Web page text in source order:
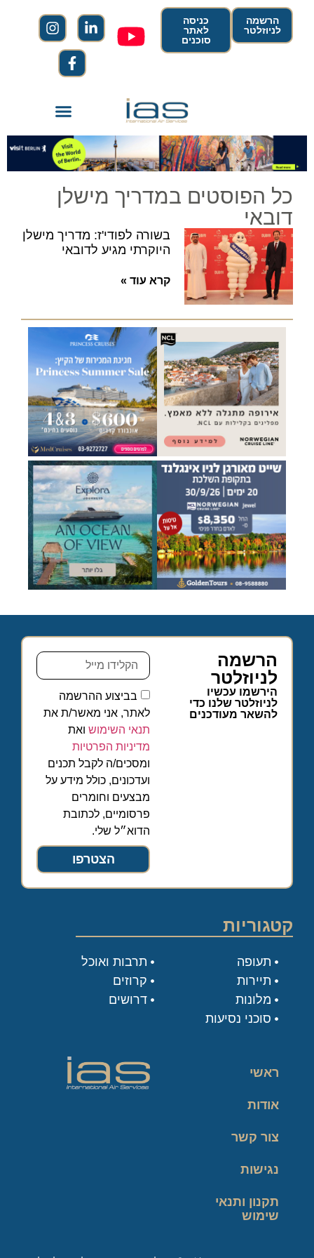
הרשמה
לניוזלטר
כניסה
לאתר
סוכנים
כל הפוסטים במדריך מישלן
דובאי
בשורה לפודי'ז: מדריך מישלן
היוקרתי מגיע לדובאי
קרא עוד »
הרשמה
לניוזלטר
הירשמו עכשיו
לניוזלטר שלנו כדי
להשאר מעודכנים
בביצוע ההרשמה
לאתר, אני מאשר/ת את
תנאי השימוש ואת
מדיניות הפרטיות
ומסכים/ה לקבל תכנים
ועדכונים, כולל מידע על
מבצעים וחומרים
פרסומיים, לכתובת
הדוא״ל שלי.
הצטרפו
קטגוריות
תעופה
תיירות
מלונות
סוכני נסיעות
תרבות ואוכל
קרוזים
דרושים
ראשי
אודות
צור קשר
נגישות
תקנון ותנאי
שימוש